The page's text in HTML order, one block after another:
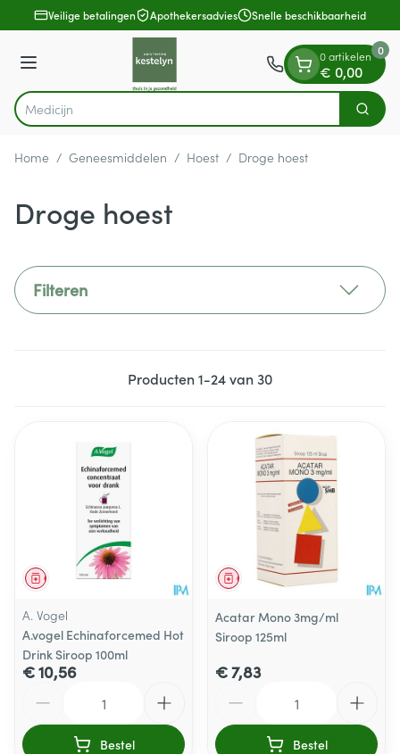
Ga naar de inhoud
1 van 1Veilige betalingen Apothekersadvies Snelle beschikbaarheid
Menu
Product, merk, categorie... Zoek
0 artikelen
€ 0,00
0
Home / Geneesmiddelen / Hoest / Droge hoest
Droge hoest
Filteren
Producten1-24van30
Geneesmiddel
A. Vogel
A.vogel Echinaforcemed Hot
Drink Siroop 100ml
€ 10,56
Bestel
Geneesmiddel
Acatar Mono 3mg/ml
Siroop 125ml
€ 7,83
Bestel